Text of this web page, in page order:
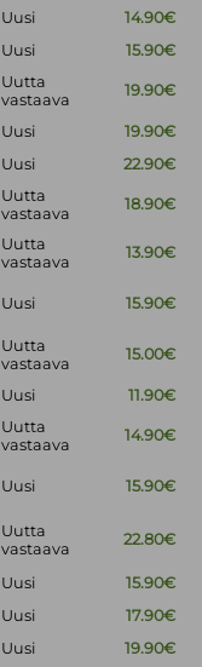
Uusi
14.90€
Uusi 15.90€
Uutta
vastaava
19.90€
Uusi
19.90€
Uusi 22.90€
Uutta
vastaava
18.90€
Uutta
vastaava
13.90€
Uusi 15.90€
Uutta
vastaava
15.00€
Uusi 11.90€
Uutta
vastaava
14.90€
Uusi 15.90€
Uutta
vastaava
22.80€
Uusi
15.90€
Uusi
17.90€
Uusi
19.90€